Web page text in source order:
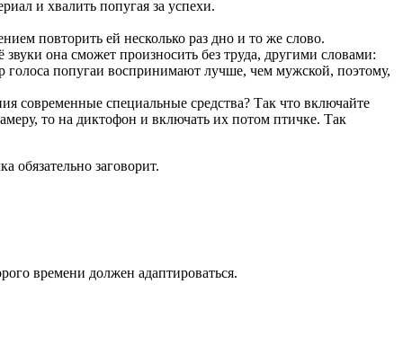
и хвалить попугая за успехи.
повторить ей несколько раз дно и то же слово.
она сможет произносить без труда, другими словами:
попугаи воспринимают лучше, чем мужской, поэтому,
современные специальные средства? Так что включайте
то на диктофон и включать их потом птичке. Так
обязательно заговорит.
времени должен адаптироваться.